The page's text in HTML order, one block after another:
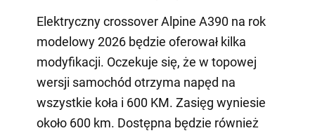
Elektryczny crossover Alpine A390 na rok
modelowy 2026 będzie oferował kilka
modyfikacji. Oczekuje się, że w topowej
wersji samochód otrzyma napęd na
wszystkie koła i 600 KM. Zasięg wyniesie
około 600 km. Dostępna będzie również